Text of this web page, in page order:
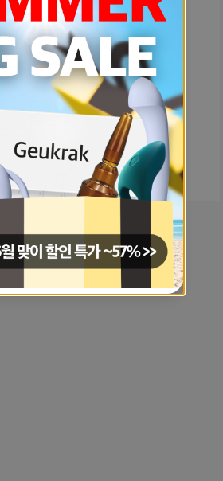
예상치 못한 에러입니다.